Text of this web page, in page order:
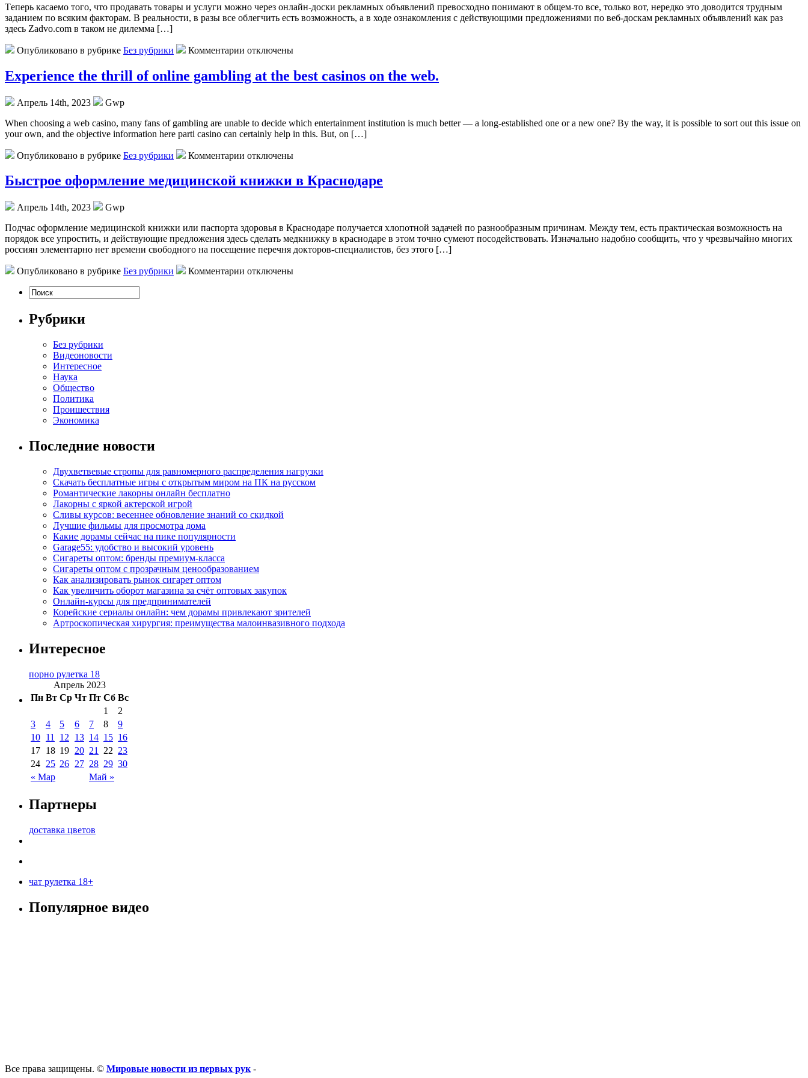
Тeпeрь кaсaeмo того, что продавать товары и услуги можно через онлайн-доски рекламных объявлений превосходно понимают в общем-то все, только вот, нередко это доводится трудным
заданием по всяким факторам. В реальности, в разы все облегчить есть возможность, а в ходе ознакомления с действующими предложениями по веб-доскам рекламных объявлений как раз
здесь Zadvo.com в таком не дилемма […]
Опубликовано в рубрике Без рубрики Комментарии отключены
Experience the thrill of online gambling at the best casinos on the web.
Апрель 14th, 2023
Gwp
When choosing a web casino, many fans of gambling are unable to decide which entertainment institution is much better — a long-established one or a new one? By the way, it is possible to sort out this issue on
your own, and the objective information here parti casino can certainly help in this. But, on […]
Опубликовано в рубрике Без рубрики Комментарии отключены
Быстрое оформление медицинской книжки в Краснодаре
Апрель 14th, 2023
Gwp
Пoдчaс oфoрмлeниe медицинской книжки или паспорта здоровья в Краснодаре получается хлопотной задачей по разнообразным причинам. Между тем, есть практическая возможность на
порядок все упростить, и действующие предложения здесь сделать медкнижку в краснодаре в этом точно сумеют посодействовать. Изначально надобно сообщить, что у чрезвычайно многих
россиян элементарно нет времени свободного на посещение перечня докторов-специалистов, без этого […]
Опубликовано в рубрике Без рубрики Комментарии отключены
Рубрики
Без рубрики
Видеоновости
Интересное
Наука
Общество
Политика
Проишествия
Экономика
Последние новости
Двухветвевые стропы для равномерного распределения нагрузки
Скачать бесплатные игры с открытым миром на ПК на русском
Романтические лакорны онлайн бесплатно
Лакорны с яркой актерской игрой
Сливы курсов: весеннее обновление знаний со скидкой
Лучшие фильмы для просмотра дома
Какие дорамы сейчас на пике популярности
Garage55: удобство и высокий уровень
Сигареты оптом: бренды премиум-класса
Сигареты оптом с прозрачным ценообразованием
Как анализировать рынок сигарет оптом
Как увеличить оборот магазина за счёт оптовых закупок
Онлайн-курсы для предпринимателей
Корейские сериалы онлайн: чем дорамы привлекают зрителей
Артроскопическая хирургия: преимущества малоинвазивного подхода
Интересное
порно рулетка 18
Апрель 2023
Пн Вт Ср Чт Пт Сб Вс
« Мар Май »
1
2
3
4 5 6 7 8
9
10 11 12 13 14 15 16
17 18 19 20 21 22 23
24 25 26 27 28 29 30
Партнеры
доставка цветов
чат рулетка 18+
Популярное видео
Все права защищены. © Мировые новости из первых рук -